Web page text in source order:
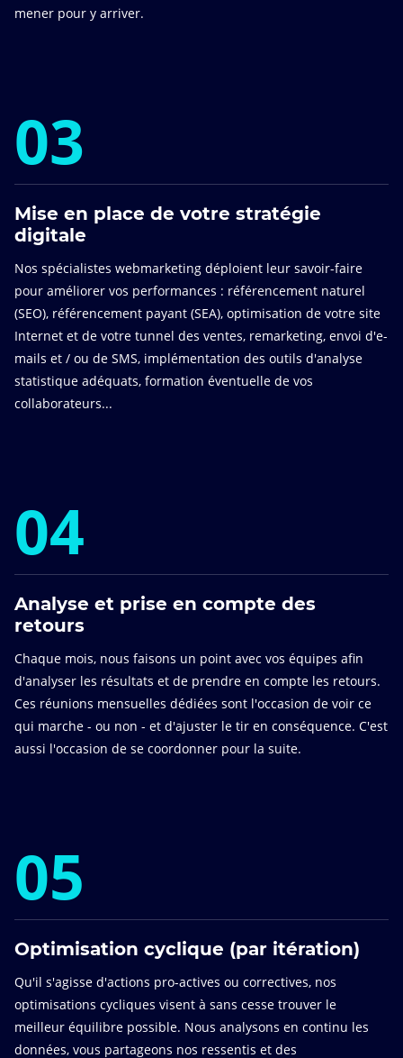
mener pour y arriver.
03
Mise en place de votre stratégie
digitale
Nos spécialistes webmarketing déploient leur savoir-faire
pour améliorer vos performances : référencement naturel
(SEO), référencement payant (SEA), optimisation de votre site
Internet et de votre tunnel des ventes, remarketing, envoi d'e-
mails et / ou de SMS, implémentation des outils d'analyse
statistique adéquats, formation éventuelle de vos
collaborateurs...
04
Analyse et prise en compte des
retours
Chaque mois, nous faisons un point avec vos équipes afin
d'analyser les résultats et de prendre en compte les retours.
Ces réunions mensuelles dédiées sont l'occasion de voir ce
qui marche - ou non - et d'ajuster le tir en conséquence. C'est
aussi l'occasion de se coordonner pour la suite.
05
Optimisation cyclique (par itération)
Qu'il s'agisse d'actions pro-actives ou correctives, nos
optimisations cycliques visent à sans cesse trouver le
meilleur équilibre possible. Nous analysons en continu les
données, vous partageons nos ressentis et des